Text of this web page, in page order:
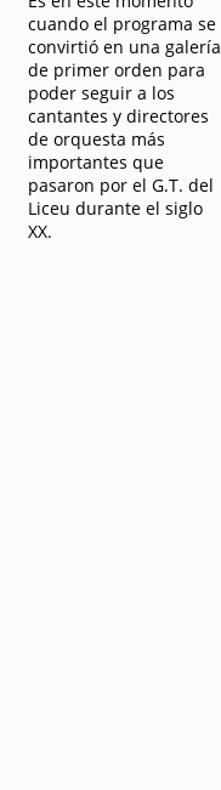
cuando el programa se
convirtió en una galería
de primer orden para
poder seguir a los
cantantes y directores
de orquesta más
importantes que
pasaron por el G.T. del
Liceu durante el siglo
XX.